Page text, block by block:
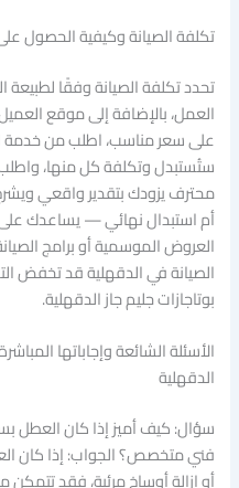
تكلفة الصيانة وكيفية الحصول
تحدد تكلفة الصيانة وفقًا
العمل، بالإضافة إلى موقع
على سعر مناسب، اطلب من خدمة
ستُستبدل وتكلفة كل منها، واطلب
محترف يزودك بتقدير واقعي
أم استبدال نهائي — يساعدك على
العروض الموسمية أو برامج
الصيانة في الدقهلية قد تخفض
بوتاجازات جليم جاز الدقهلية.
الأسئلة الشائعة وإجاباتها
الدقهلية
سؤال: كيف أميز إذا كان العطل
فني متخصص؟ الجواب: إذا كان
أو إزالة أوساخ مرئية، فقد تتمكن